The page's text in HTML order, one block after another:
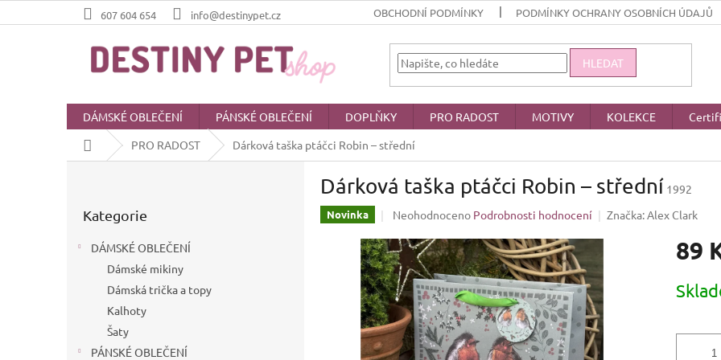
na
607 604 654 info@destinypet.cz OBCHODNÍ PODMÍNKY PODMÍNKY OCHRANY OSOBNÍCH ÚDAJŮ
HLEDAT
DÁMSKÉ OBLEČENÍ PÁNSKÉ OBLEČENÍ DOPLŇKY PRO RADOST MOTIVY KOLEKCE
Domů
PRO RADOST Dárková taška ptáčci Robin – střední
kategorie
Kategorie
DÁMSKÉ OBLEČENÍ
Dámské mikiny
Dámská trička a topy
Kalhoty
Šaty
PÁNSKÉ OBLEČENÍ
Dárková taška ptáčci Robin – střední 1992
Novinka
Průměrné
produktu
je
0,0
z
5
hvězdiček.
Neohodnoceno Podrobnosti hodnocení Značka:Alex Clark
89
cena: